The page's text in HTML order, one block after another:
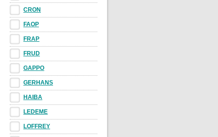
CRON
FAOP
FRAP
FRUD
GAPPO
GERHANS
HAIBA
LEDEME
LOFFREY